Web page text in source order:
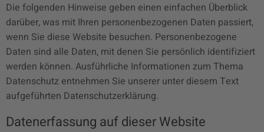
Die folgenden Hinweise geben einen einfachen Überblick
darüber, was mit Ihren personenbezogenen Daten passiert,
wenn Sie diese Website besuchen. Personenbezogene
Daten sind alle Daten, mit denen Sie persönlich identifiziert
werden können. Ausführliche Informationen zum Thema
Datenschutz entnehmen Sie unserer unter diesem Text
aufgeführten Datenschutzerklärung.
Datenerfassung auf dieser Website